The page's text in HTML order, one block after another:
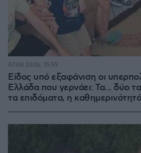
Είδος υπό εξαφάνιση οι
Ελλάδα που γερνάει: Τα... δύο
τα επιδόματα, η
07.08.2026, 15:59